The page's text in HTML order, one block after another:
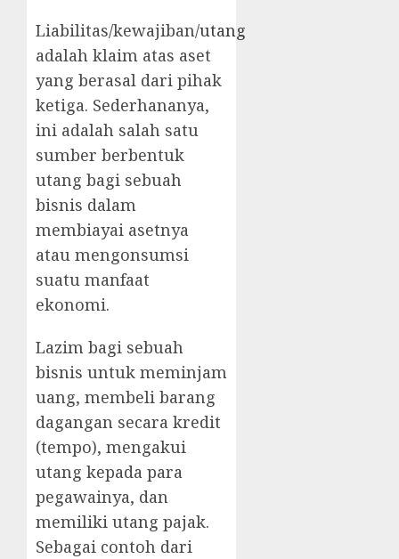
Liabilitas/kewajiban/utang
adalah klaim atas aset
yang berasal dari pihak
ketiga. Sederhananya,
ini adalah salah satu
sumber berbentuk
utang bagi sebuah
bisnis dalam
membiayai asetnya
atau mengonsumsi
suatu manfaat
ekonomi.
Lazim bagi sebuah
bisnis untuk meminjam
uang, membeli barang
dagangan secara kredit
(tempo), mengakui
utang kepada para
pegawainya, dan
memiliki utang pajak.
Sebagai contoh dari